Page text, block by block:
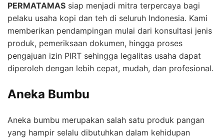
PERMATAMAS siap menjadi mitra terpercaya bagi
pelaku usaha kopi dan teh di seluruh Indonesia. Kami
memberikan pendampingan mulai dari konsultasi jenis
produk, pemeriksaan dokumen, hingga proses
pengajuan izin PIRT sehingga legalitas usaha dapat
diperoleh dengan lebih cepat, mudah, dan profesional.
Aneka Bumbu
Aneka bumbu merupakan salah satu produk pangan
yang hampir selalu dibutuhkan dalam kehidupan